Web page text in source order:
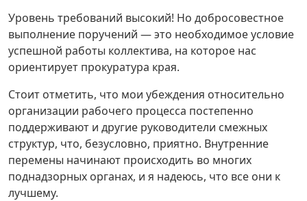
Уровень требований высокий! Но добросовестное
выполнение поручений — это необходимое условие
успешной работы коллектива, на которое нас
ориентирует прокуратура края.
Стоит отметить, что мои убеждения относительно
организации рабочего процесса постепенно
поддерживают и другие руководители смежных
структур, что, безусловно, приятно. Внутренние
перемены начинают происходить во многих
поднадзорных органах, и я надеюсь, что все они к
лучшему.